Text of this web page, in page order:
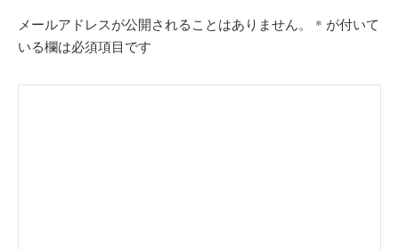
メールアドレスが公開されることはありません。 * が付いて
いる欄は必須項目です